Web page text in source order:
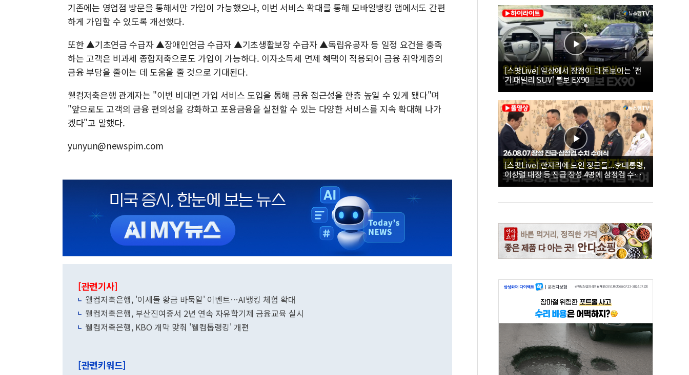
기존에는 영업점 방문을 통해서만 가입이 가능했으나, 이번 서비스 확대를 통해 모바일뱅킹 앱에서도 간편
하게 가입할 수 있도록 개선했다.
또한 ▲기초연금 수급자 ▲장애인연금 수급자 ▲기초생활보장 수급자 ▲독립유공자 등 일정 요건을 충족
하는 고객은 비과세 종합저축으로도 가입이 가능하다. 이자소득세 면제 혜택이 적용되어 금융 취약계층의
금융 부담을 줄이는 데 도움을 줄 것으로 기대된다.
웰컴저축은행 관계자는 "이번 비대면 가입 서비스 도입을 통해 금융 접근성을 한층 높일 수 있게 됐다"며
"앞으로도 고객의 금융 편의성을 강화하고 포용금융을 실천할 수 있는 다양한 서비스를 지속 확대해 나가
겠다"고 말했다.
yunyun@newspim.com
[관련기사]
웰컴저축은행, '이세돌 황금 바둑알' 이벤트…AI뱅킹 체험 확대
웰컴저축은행, 부산진여중서 2년 연속 자유학기제 금융교육 실시
웰컴저축은행, KBO 개막 맞춰 '웰컴톱랭킹' 개편
[관련키워드]
[스팟Live] 일상에서 장점이 더 돋보이는 '전
기 패밀리 SUV' 볼보 EX90
[스팟Live] 한자리에 모인 장군들...李대통령,
이상렬 대장 등 진급 장성 4명에 삼정검 수치
직접 수여｜26.08.07 장성 진급·삼정검 수치